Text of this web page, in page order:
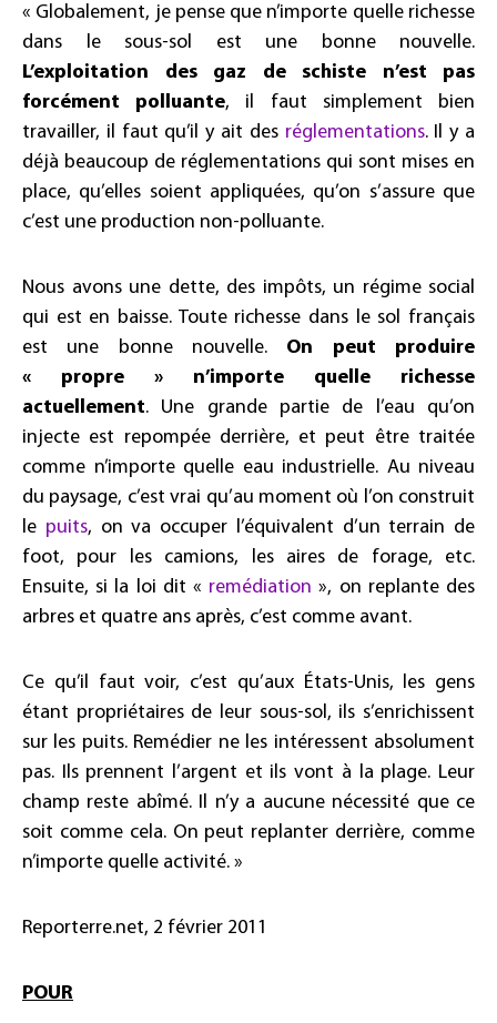
« Globalement, je pense que n’importe quelle richesse
dans le sous-sol est une bonne nouvelle.
L’exploitation des gaz de schiste n’est pas
forcément polluante, il faut simplement bien
travailler, il faut qu’il y ait des réglementations. Il y a
déjà beaucoup de réglementations qui sont mises en
place, qu’elles soient appliquées, qu’on s’assure que
c’est une production non-polluante.
Nous avons une dette, des impôts, un régime social
qui est en baisse. Toute richesse dans le sol français
est une bonne nouvelle. On peut produire
« propre » n’importe quelle richesse
actuellement. Une grande partie de l’eau qu’on
injecte est repompée derrière, et peut être traitée
comme n’importe quelle eau industrielle. Au niveau
du paysage, c’est vrai qu’au moment où l’on construit
le puits, on va occuper l’équivalent d’un terrain de
foot, pour les camions, les aires de forage, etc.
Ensuite, si la loi dit « remédiation », on replante des
arbres et quatre ans après, c’est comme avant.
Ce qu’il faut voir, c’est qu’aux États-Unis, les gens
étant propriétaires de leur sous-sol, ils s’enrichissent
sur les puits. Remédier ne les intéressent absolument
pas. Ils prennent l’argent et ils vont à la plage. Leur
champ reste abîmé. Il n’y a aucune nécessité que ce
soit comme cela. On peut replanter derrière, comme
n’importe quelle activité. »
Reporterre.net, 2 février 2011
POUR